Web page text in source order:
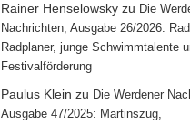
Rainer Henselowsky zu Die
Nachrichten, Ausgabe 26/2026:
Radplaner, junge Schwimmtalente
Festivalförderung
Paulus Klein zu Die Werdener
Ausgabe 47/2025: Martinszug,